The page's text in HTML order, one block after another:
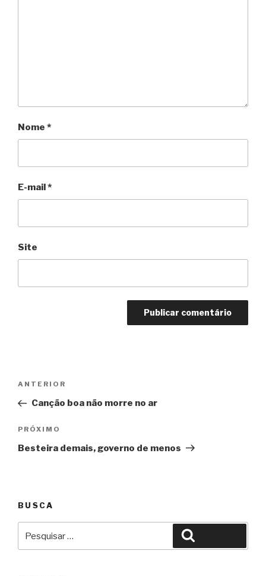
Nome *
E-mail*
Site
Post
Anterior
ANTERIOR
Canção boa não morre no ar
Próximo
PRÓXIMO
Besteira demais, governo de menos
BUSCA
por: